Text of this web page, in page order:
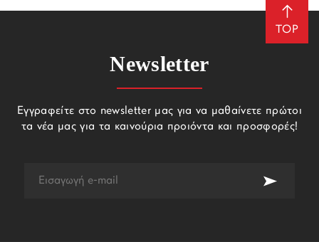
TOP
Newsletter
Εγγραφείτε στο newsletter μας για να μαθαίνετε πρώτοι
τα νέα μας για τα καινούρια προιόντα και προσφορές!